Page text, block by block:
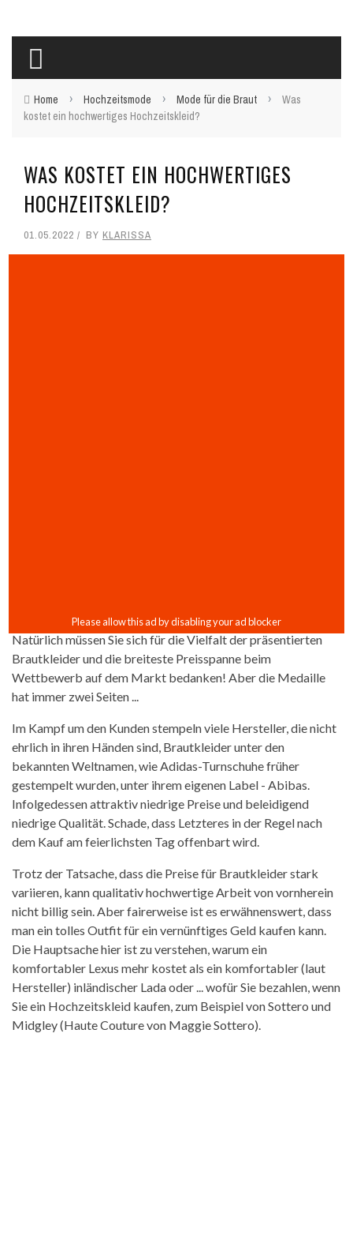
Home › Hochzeitsmode › Mode für die Braut ›
Was
kostet ein hochwertiges Hochzeitskleid?
WAS KOSTET EIN HOCHWERTIGES
HOCHZEITSKLEID?
01.05.2022 BY KLARISSA
Natürlich müssen Sie sich für die Vielfalt der präsentierten
Brautkleider und die breiteste Preisspanne beim
Wettbewerb auf dem Markt bedanken! Aber die Medaille
hat immer zwei Seiten ...
Im Kampf um den Kunden stempeln viele Hersteller, die nicht
ehrlich in ihren Händen sind, Brautkleider unter den
bekannten Weltnamen, wie Adidas-Turnschuhe früher
gestempelt wurden, unter ihrem eigenen Label - Abibas.
Infolgedessen attraktiv niedrige Preise und beleidigend
niedrige Qualität. Schade, dass Letzteres in der Regel nach
dem Kauf am feierlichsten Tag offenbart wird.
Trotz der Tatsache, dass die Preise für Brautkleider stark
variieren, kann qualitativ hochwertige Arbeit von vornherein
nicht billig sein. Aber fairerweise ist es erwähnenswert, dass
man ein tolles Outfit für ein vernünftiges Geld kaufen kann.
Die Hauptsache hier ist zu verstehen, warum ein
komfortabler Lexus mehr kostet als ein komfortabler (laut
Hersteller) inländischer Lada oder ... wofür Sie bezahlen, wenn
Sie ein Hochzeitskleid kaufen, zum Beispiel von Sottero und
Midgley (Haute Couture von Maggie Sottero).